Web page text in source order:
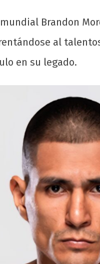
Brandon
al
en su legado.